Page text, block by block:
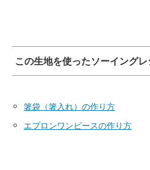
この生地を使ったソーイング
箸袋（箸入れ）の作り方
エプロンワンピースの作り方